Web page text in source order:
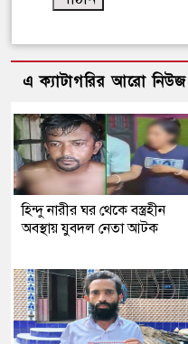
এ ক্যাটাগরির আরো নিউজ
হিন্দু নারীর ঘর থেকে বস্ত্রহীন
অবস্থায় যুবদল নেতা আটক